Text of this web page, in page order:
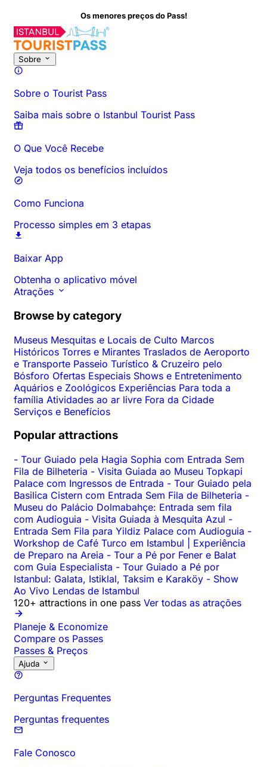
Os menores preços do Pass!
Sobre
Sobre o Tourist Pass
Saiba mais sobre o Istanbul Tourist Pass
O Que Você Recebe
Veja todos os benefícios incluídos
Como Funciona
Processo simples em 3 etapas
Baixar App
Obtenha o aplicativo móvel
Atrações
Browse by category
Museus Mesquitas e Locais de Culto Marcos
Históricos Torres e Mirantes Traslados de Aeroporto
e Transporte Passeio Turístico & Cruzeiro pelo
Bósforo Ofertas Especiais Shows e Entretenimento
Aquários e Zoológicos Experiências Para toda a
família Atividades ao ar livre Fora da Cidade
Serviços e Benefícios
Popular attractions
- Tour Guiado pela Hagia Sophia com Entrada Sem
Fila de Bilheteria - Visita Guiada ao Museu Topkapi
Palace com Ingressos de Entrada - Tour Guiado pela
Basilica Cistern com Entrada Sem Fila de Bilheteria -
Museu do Palácio Dolmabahçe: Entrada sem fila
com Audioguia - Visita Guiada à Mesquita Azul -
Entrada Sem Fila para Yildiz Palace com Audioguia -
Workshop de Café Turco em Istambul | Experiência
de Preparo na Areia - Tour a Pé por Fener e Balat
com Guia Especialista - Tour Guiado a Pé por
Istanbul: Galata, Istiklal, Taksim e Karaköy - Show
Ao Vivo Lendas de Istambul
120+ attractions in one pass Ver todas as atrações
Planeje & Economize
Compare os Passes
Passes & Preços
Ajuda
Perguntas Frequentes
Perguntas frequentes
Fale Conosco